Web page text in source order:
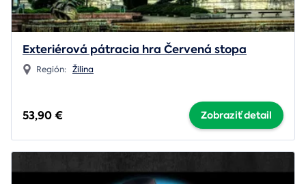
Exteriérová pátracia hra Červená stopa
Región: Žilina
53,90 € Zobraziť detail